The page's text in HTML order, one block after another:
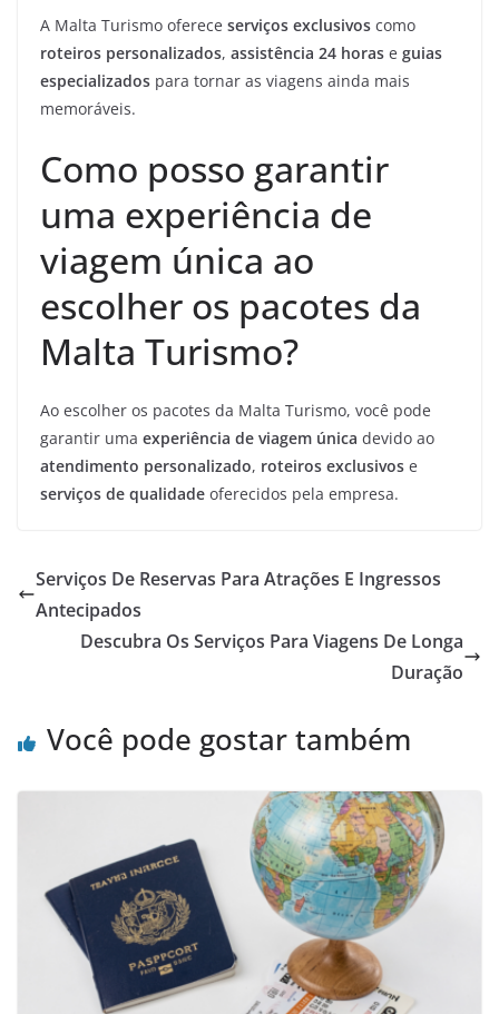
A Malta Turismo oferece serviços exclusivos como
roteiros personalizados, assistência 24 horas e guias
especializados para tornar as viagens ainda mais
memoráveis.
Como posso garantir
uma experiência de
viagem única ao
escolher os pacotes da
Malta Turismo?
Ao escolher os pacotes da Malta Turismo, você pode
garantir uma experiência de viagem única devido ao
atendimento personalizado, roteiros exclusivos e
serviços de qualidade oferecidos pela empresa.
Serviços De Reservas Para Atrações E Ingressos
Antecipados
Descubra Os Serviços Para Viagens De Longa
Duração
Você pode gostar também